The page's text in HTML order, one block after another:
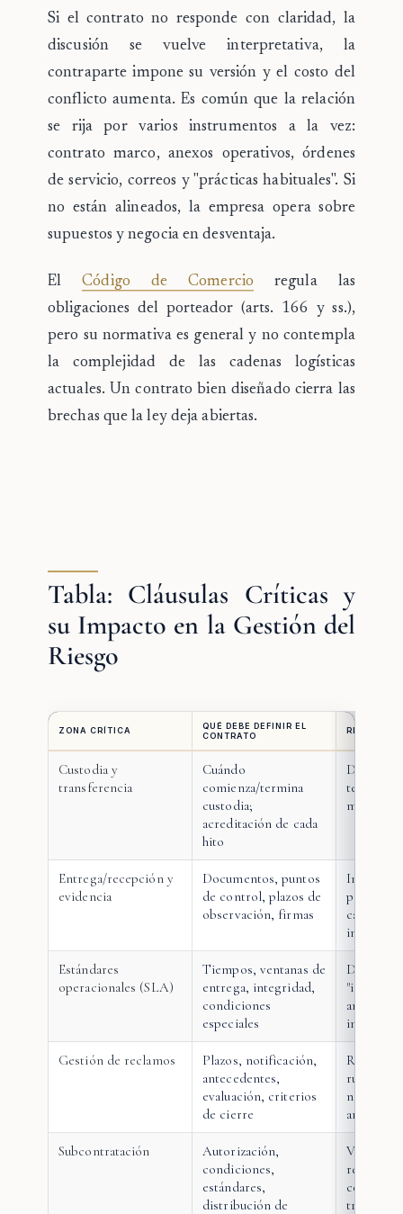
Si el contrato no responde con claridad, la
discusión se vuelve interpretativa, la
contraparte impone su versión y el costo del
conflicto aumenta. Es común que la relación
se rija por varios instrumentos a la vez:
contrato marco, anexos operativos, órdenes
de servicio, correos y "prácticas habituales". Si
no están alineados, la empresa opera sobre
supuestos y negocia en desventaja.
ElCódigo de Comercio regula las
obligaciones del porteador (arts. 166 y ss.),
pero su normativa es general y no contempla
la complejidad de las cadenas logísticas
actuales. Un contrato bien diseñado cierra las
brechas que la ley deja abiertas.
Tabla: Cláusulas Críticas y
su Impacto en la Gestión del
Riesgo
ZONA CRÍTICA
QUÉ DEBE DEFINIR EL
CONTRATO
RIESGO SI
Custodia y
transferencia
Cuándo
comienza/termina
custodia;
acreditación de cada
hito
Disputa
tenía la
Entrega/recepción y
evidencia
Documentos, puntos
de control, plazos de
observación, firmas
probar
carga;
Estándares
operacionales (SLA)
Tiempos, ventanas de
entrega, integridad,
condiciones
especiales
Gestión de reclamos
Plazos, notificación,
antecedentes,
evaluación, criterios
de cierre
ruta de
arbitraria
Subcontratación
Autorización,
condiciones,
estándares,
distribución de
Vacío de
conflictos